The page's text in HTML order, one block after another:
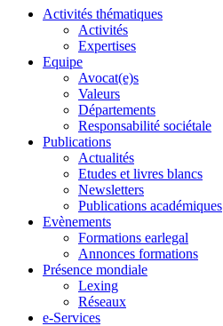
Activités thématiques
Activités
Expertises
Equipe
Avocat(e)s
Valeurs
Départements
Responsabilité sociétale
Publications
Actualités
Etudes et livres blancs
Newsletters
Publications académiques
Evènements
Formations earlegal
Annonces formations
Présence mondiale
Lexing
Réseaux
e-Services